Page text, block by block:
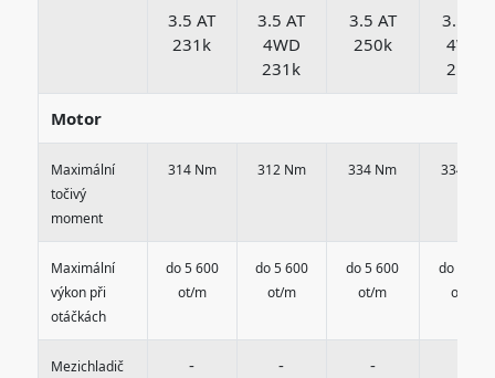
3.5 AT
231k
3.5 AT
4WD
231k
3.5 AT
250k
3.5 AT
4WD
250k
Motor
Maximální
točivý
moment
314 Nm 312 Nm 334 Nm 334 Nm
Maximální
výkon při
otáčkách
do 5 600
ot/m
do 5 600
ot/m
do 5 600
ot/m
do 5 600
ot/m
Mezichladič - - -